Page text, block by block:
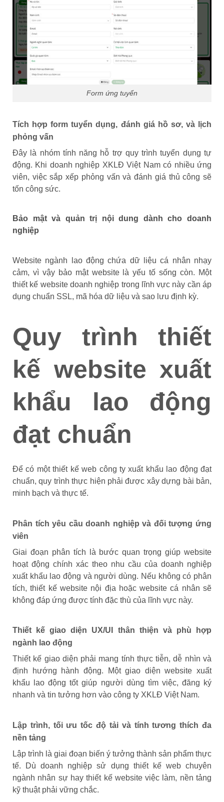
Form ứng tuyển
Tích hợp form tuyển dụng, đánh giá hồ sơ, và lịch
phỏng vấn
Đây là nhóm tính năng hỗ trợ quy trình tuyển dụng tự
động. Khi doanh nghiệp XKLĐ Việt Nam có nhiều ứng
viên, việc sắp xếp phỏng vấn và đánh giá thủ công sẽ
tốn công sức.
Bảo mật và quản trị nội dung dành cho doanh
nghiệp
Website ngành lao động chứa dữ liệu cá nhân nhạy
cảm, vì vậy bảo mật website là yếu tố sống còn. Một
thiết kế website doanh nghiệp trong lĩnh vực này cần áp
dụng chuẩn SSL, mã hóa dữ liệu và sao lưu định kỳ.
Quy trình thiết
kế website xuất
khẩu lao động
đạt chuẩn
Để có một thiết kế web công ty xuất khẩu lao động đạt
chuẩn, quy trình thực hiện phải được xây dựng bài bản,
minh bạch và thực tế.
Phân tích yêu cầu doanh nghiệp và đối tượng ứng
viên
Giai đoạn phân tích là bước quan trọng giúp website
hoạt động chính xác theo nhu cầu của doanh nghiệp
xuất khẩu lao động và người dùng. Nếu không có phân
tích, thiết kế website nội địa hoặc website cá nhân sẽ
không đáp ứng được tính đặc thù của lĩnh vực này.
Thiết kế giao diện UX/UI thân thiện và phù hợp
ngành lao động
Thiết kế giao diện phải mang tính thực tiễn, dễ nhìn và
định hướng hành động. Một giao diện website xuất
khẩu lao động tốt giúp người dùng tìm việc, đăng ký
nhanh và tin tưởng hơn vào công ty XKLĐ Việt Nam.
Lập trình, tối ưu tốc độ tải và tính tương thích đa
nền tảng
Lập trình là giai đoạn biến ý tưởng thành sản phẩm thực
tế. Dù doanh nghiệp sử dụng thiết kế web chuyên
ngành nhân sự hay thiết kế website việc làm, nền tảng
kỹ thuật phải vững chắc.